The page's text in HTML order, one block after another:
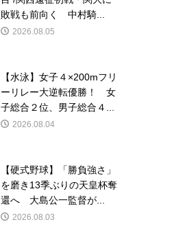
敗戦も前向く 中村騎...
2026.08.05
【水泳】女子４×200mフリ
ーリレー大逆転優勝！ 女
子総合２位、男子総合４...
2026.08.04
【硬式野球】「勝負強さ」
を磨き13季ぶりの天皇杯奪
還へ 大島公一監督が...
2026.08.03